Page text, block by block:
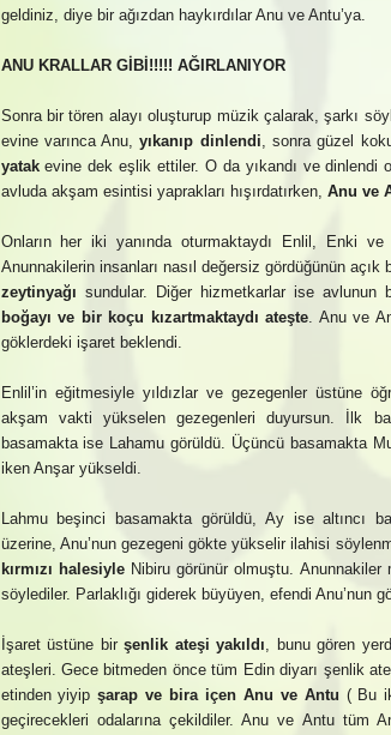
geldiniz, diye bir ağızdan haykırdılar Anu ve Antu’ya.
ANU KRALLAR GİBİ!!!!! AĞIRLANIYOR
Sonra bir tören alayı oluşturup müzik çalarak, şarkı
evine varınca Anu,yıkanıp dinlendi, sonra güzel
yatakevine dek eşlik ettiler. O da yıkandı ve dinlendi
avluda akşam esintisi yaprakları hışırdatırken, Anu ve
Onların her iki yanında oturmaktaydı Enlil, Enki ve
Anunnakilerin insanları nasıl değersiz gördüğünün
zeytinyağı sundular. Diğer hizmetkarlar ise avlunun
boğayı ve bir koçu kızartmaktaydı ateşte. Anu ve
göklerdeki işaret beklendi.
Enlil’in eğitmesiyle yıldızlar ve gezegenler üstüne
akşam vakti yükselen gezegenleri duyursun. İlk
basamakta ise Lahamu görüldü. Üçüncü basamakta
iken Anşar yükseldi.
Lahmu beşinci basamakta görüldü, Ay ise altıncı
üzerine, Anu’nun gezegeni gökte yükselir ilahisi
kırmızı halesiyleNibiru görünür olmuştu. Anunnakiler
söylediler. Parlaklığı giderek büyüyen, efendi Anu’nun
İşaret üstüne bir şenlik ateşi yakıldı, bunu gören
ateşleri. Gece bitmeden önce tüm Edin diyarı şenlik
etinden yiyipşarap ve bira içen Anu ve Antu ( Bu
geçirecekleri odalarına çekildiler. Anu ve Antu tüm